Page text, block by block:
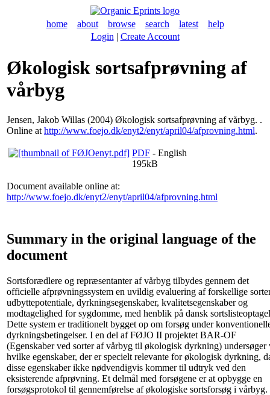
home about browse search latest
help
Login | Create Account
Økologisk sortsafprøvning af
vårbyg
Jensen, Jakob Willas (2004) Økologisk sortsafprøvning af vårbyg. .
Online at http://www.foejo.dk/enyt2/enyt/april04/afprovning.html.
PDF - English
195kB
Document available online at:
http://www.foejo.dk/enyt2/enyt/april04/afprovning.html
Summary in the original language of the
document
Sortsforædlere og repræsentanter af vårbyg tilbydes gennem det
officielle afprøvningssystem en uvildig evaluering af forskellige
udbyttepotentiale, dyrkningsegenskaber, kvalitetsegenskaber og
modtagelighed for sygdomme, med henblik på dansk
Dette system er traditionelt bygget op om forsøg under
dyrkningsbetingelser. I en del af FØJO II projektet BAR-OF
(Egenskaber ved sorter af vårbyg til økologisk dyrkning) undersøger
hvilke egenskaber, der er specielt relevante for økologisk dyrkning,
disse egenskaber ikke nødvendigvis kommer til udtryk ved den
eksisterende afprøvning. Et delmål med forsøgene er at opbygge en
forsøgsprotokol til gennemførelse af økologiske sortsforsøg i vårbyg.